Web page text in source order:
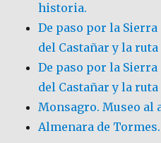
historia.
De paso por la
del Castañar y la
De paso por la
del Castañar y la
Monsagro. Museo al
Almenara de